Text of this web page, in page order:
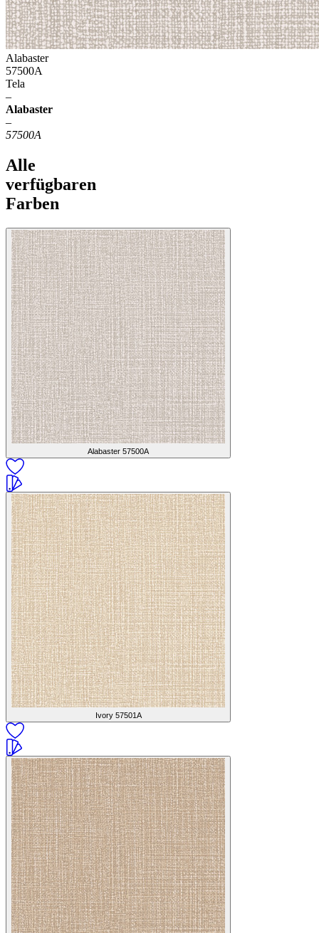
Alabaster
57500A
Tela
–
Alabaster
–
57500A
Alle
verfügbaren
Farben
Alabaster 57500A
Ivory 57501A